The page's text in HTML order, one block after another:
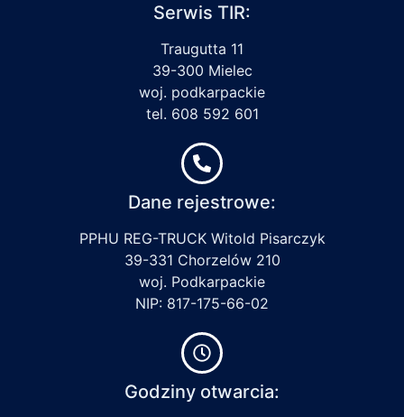
Serwis TIR:
Traugutta 11
39-300 Mielec
woj. podkarpackie
tel. 608 592 601
Dane rejestrowe:
PPHU REG-TRUCK Witold Pisarczyk
39-331 Chorzelów 210
woj. Podkarpackie
NIP: 817-175-66-02
Godziny otwarcia: